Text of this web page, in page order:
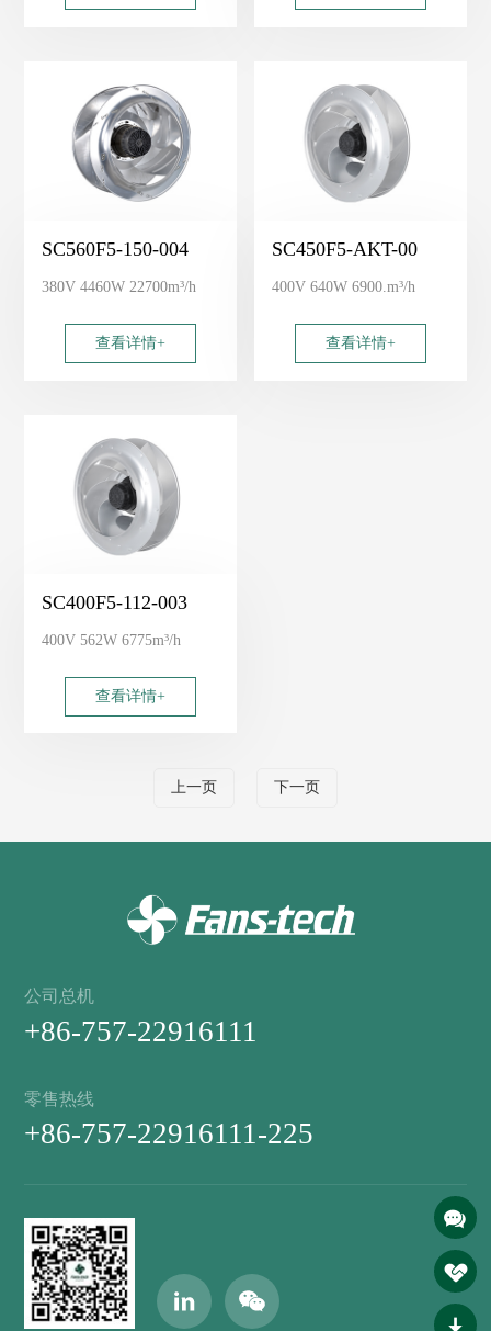
SC560F5-150-004
380V 4460W 22700m³/h
查看详情+
SC450F5-AKT-00
400V 640W 6900.m³/h
查看详情+
SC400F5-112-003
400V 562W 6775m³/h
查看详情+
上一页 下一页
公司总机
+86-757-22916111
零售热线
+86-757-22916111-225